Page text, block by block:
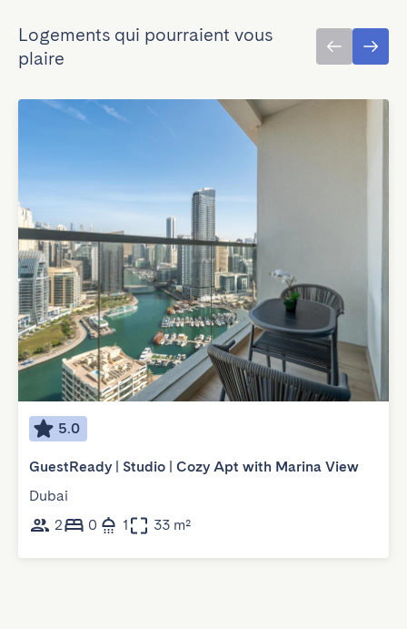
Logements qui pourraient vous
plaire
5.0
GuestReady | Studio | Cozy Apt with Marina View
Dubai
2
0 1 33 m²